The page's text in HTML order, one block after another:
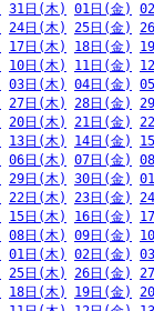
31日(木) 01日(金)
24日(木) 25日(金)
17日(木) 18日(金)
10日(木) 11日(金)
03日(木) 04日(金)
27日(木) 28日(金)
20日(木) 21日(金)
13日(木) 14日(金)
06日(木) 07日(金)
29日(木) 30日(金)
22日(木) 23日(金)
15日(木) 16日(金)
08日(木) 09日(金)
01日(木) 02日(金)
25日(木) 26日(金)
18日(木) 19日(金)